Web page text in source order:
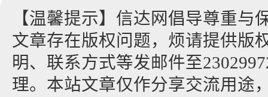
【温馨提示】信达网倡导尊重与
文章存在版权问题，烦请提供版
明、联系方式等发邮件至
理。本站文章仅作分享交流用途